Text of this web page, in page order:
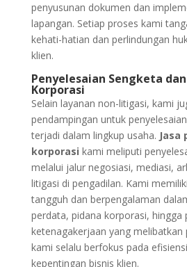
penyusunan dokumen dan
lapangan. Setiap proses kami
kehati-hatian dan perlindungan
klien.
Penyelesaian Sengketa
Korporasi
Selain layanan non-litigasi, kami
pendampingan untuk
terjadi dalam lingkup usaha. Jasa
korporasi kami meliputi
melalui jalur negosiasi, mediasi,
litigasi di pengadilan. Kami
tangguh dan berpengalaman
perdata, pidana korporasi, hingga
ketenagakerjaan yang melibatkan
kami selalu berfokus pada
kepentingan bisnis klien.